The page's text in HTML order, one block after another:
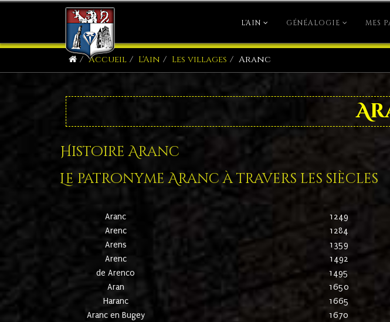
L'AIN GÉNÉALOGIE MES
Accueil L'Ain Les villages Aranc
Histoire Aranc
Le patronyme Aranc à travers les siècles
Aranc
1249
Arenc
1284
Arens
1359
Arenc
1492
de Arenco
1495
Aran
1650
Haranc
1665
Aranc en Bugey
1670